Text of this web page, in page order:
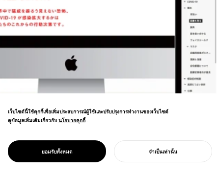
PROJECT
PANDAID
วิกิแบบมีส่วนร่วมสำหรับการตอบสนองต่อการ
เดีย สร้างการเคลื่อนไหวที่ขับเคลื่อนด้วยการ
ออกแบบเพื่อป้องกันการติดเชื้อ
เว็บไซต์นี้ใช้คุกกี้เพื่อเพิ่มประสบการณ์ผู้ใช้และปรับปรุงการทำงานของเว็บไซต์
ดูข้อมูลเพิ่มเติมเกี่ยวกับ นโยบายคุกกี้
นโยบายคุกกี้ .
ยอมรับทั้งหมด จำเป็นเท่านั้น